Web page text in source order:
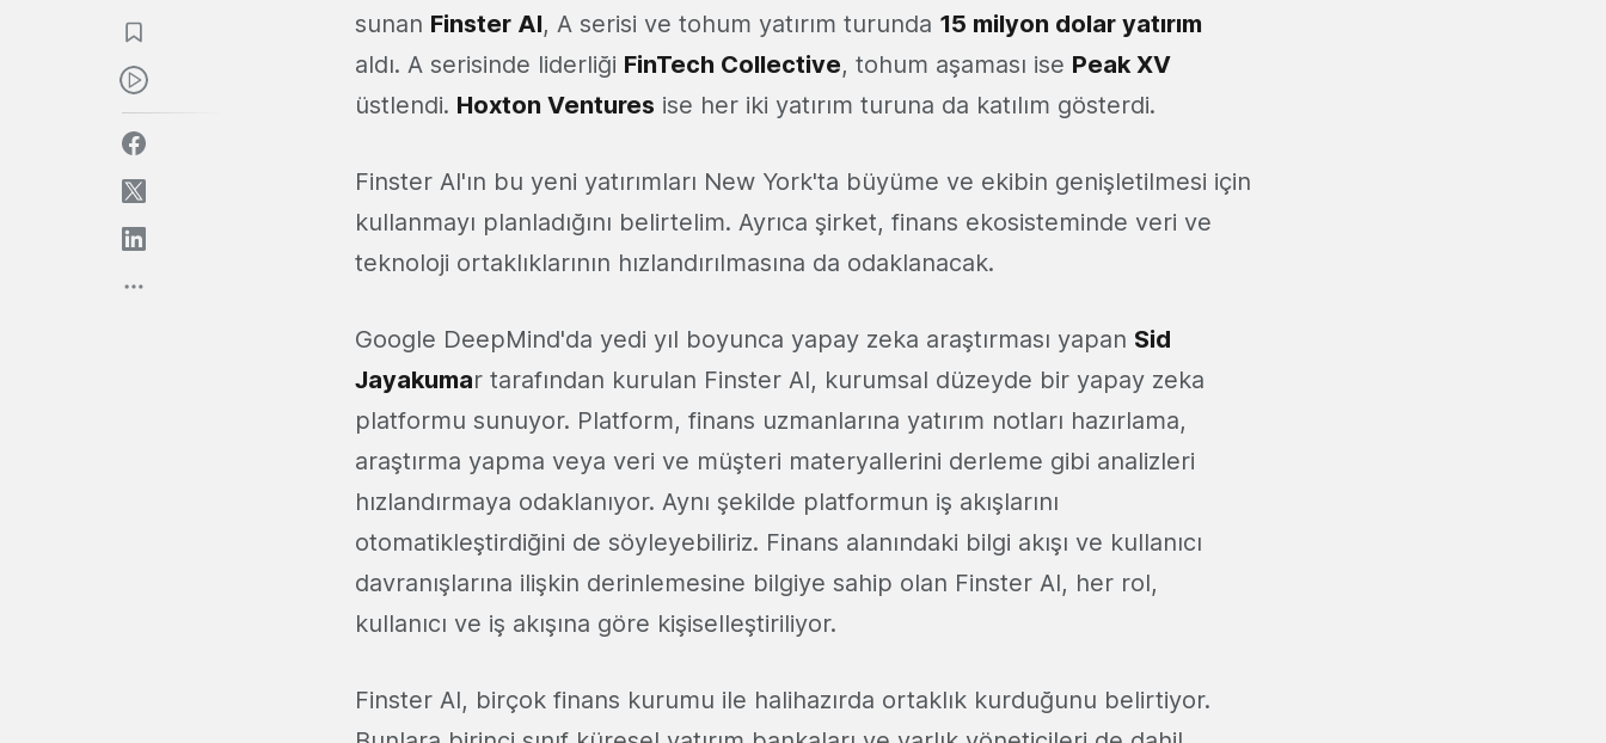
sunan Finster AI, A serisi ve tohum yatırım turunda 15 milyon dolar yatırım
aldı. A serisinde liderliği FinTech Collective, tohum aşaması ise Peak XV
üstlendi. Hoxton Ventures ise her iki yatırım turuna da katılım gösterdi.
Finster AI'ın bu yeni yatırımları New York'ta büyüme ve ekibin genişletilmesi için
kullanmayı planladığını belirtelim. Ayrıca şirket, finans ekosisteminde veri ve
teknoloji ortaklıklarının hızlandırılmasına da odaklanacak.
Google DeepMind'da yedi yıl boyunca yapay zeka araştırması yapan Sid
Jayakumar tarafından kurulan Finster AI, kurumsal düzeyde bir yapay zeka
platformu sunuyor. Platform, finans uzmanlarına yatırım notları hazırlama,
araştırma yapma veya veri ve müşteri materyallerini derleme gibi analizleri
hızlandırmaya odaklanıyor. Aynı şekilde platformun iş akışlarını
otomatikleştirdiğini de söyleyebiliriz. Finans alanındaki bilgi akışı ve kullanıcı
davranışlarına ilişkin derinlemesine bilgiye sahip olan Finster AI, her rol,
kullanıcı ve iş akışına göre kişiselleştiriliyor.
Finster AI, birçok finans kurumu ile halihazırda ortaklık kurduğunu belirtiyor.